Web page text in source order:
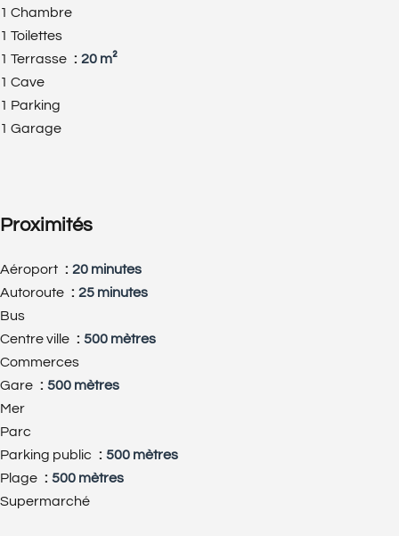
1 Chambre
1 Toilettes
1 Terrasse
20 m²
1 Cave
1 Parking
1 Garage
Proximités
Aéroport
20 minutes
Autoroute
25 minutes
Bus
Centre ville
500 mètres
Commerces
Gare
500 mètres
Mer
Parc
Parking public
500 mètres
Plage
500 mètres
Supermarché